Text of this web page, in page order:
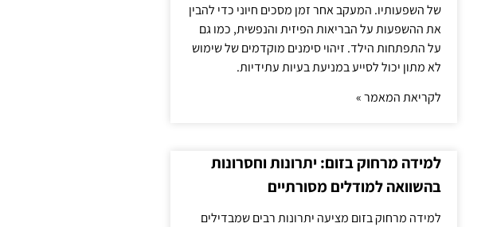
של השפעותיו. המעקב אחר זמן מסכים חיוני כדי להבין
את ההשפעות על הבריאות הפיזית והנפשית, כמו גם
על התפתחות הילד. זיהוי סימנים מוקדמים של שימוש
לא מתון יכול לסייע במניעת בעיות עתידיות.
לקריאת המאמר »
למידה מרחוק בזום: יתרונות וחסרונות
בהשוואה למודלים מסורתיים
למידה מרחוק בזום מציעה יתרונות רבים שמבדילים